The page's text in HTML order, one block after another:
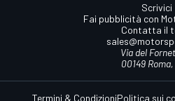
Scrivici
Fai pubblicità con
Contatta il
Via del
00149
Termini & CondizioniPolitica sui